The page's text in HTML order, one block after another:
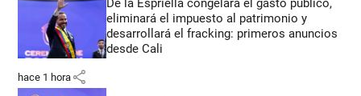
De la Espriella congelará el gasto público,
eliminará el impuesto al patrimonio y
desarrollará el fracking: primeros anuncios
desde Cali
hace 1 hora share